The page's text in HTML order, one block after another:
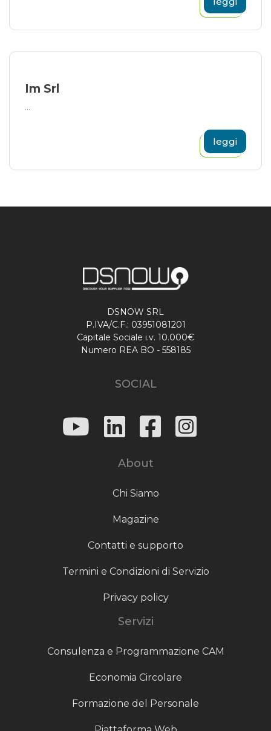
Im Srl
...
leggi
DSNOW SRL
P.IVA/C.F.: 03951081201
Capitale Sociale i.v. 10.000€
Numero REA BO - 558185
SOCIAL
About
Chi Siamo
Magazine
Contatti e supporto
Termini e Condizioni di Servizio
Privacy policy
Servizi
Consulenza e Programmazione CAM
Economia Circolare
Formazione del Personale